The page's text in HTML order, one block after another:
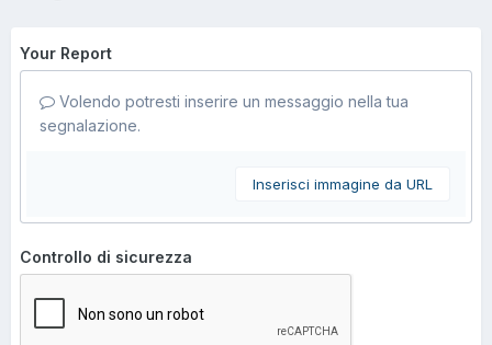
Your Report
Volendo potresti inserire un messaggio nella tua
segnalazione.
Inserisci immagine da URL
Controllo di sicurezza